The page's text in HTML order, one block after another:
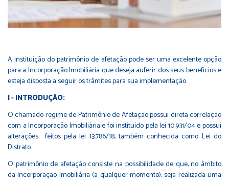
A instituição do patrimônio de afetação pode ser uma excelente opção
para a Incorporação Imobiliária que deseja auferir dos seus benefícios e
esteja disposta a seguir os trâmites para sua implementação.
I - INTRODUÇÃO:
O chamado regime de Patrimônio de Afetação possui direta correlação
com a Incorporação Imobiliária e foi instituído pela lei 10.931/04 e possui
alterações feitos pela lei 13.786/18, também conhecida como Lei do
Distrato.
O patrimônio de afetação consiste na possibilidade de que, no âmbito
da Incorporação Imobiliária (a qualquer momento), seja realizada uma